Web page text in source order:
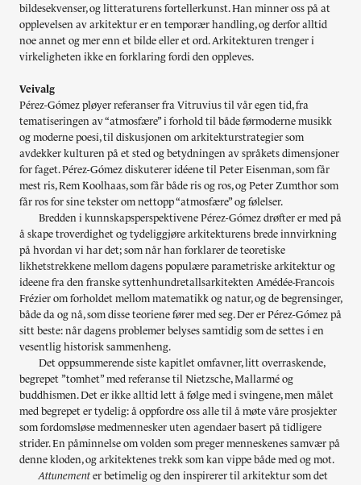
bildesekvenser, og litteraturens fortellerkunst. Han minner oss på at
opplevelsen av arkitektur er en temporær handling, og derfor alltid
noe annet og mer enn et bilde eller et ord. Arkitekturen trenger i
virkeligheten ikke en forklaring fordi den oppleves.
Veivalg
Pérez-Gómez pløyer referanser fra Vitruvius til vår egen tid, fra
tematiseringen av “atmosfære” i forhold til både førmoderne musikk
og moderne poesi, til diskusjonen om arkitekturstrategier som
avdekker kulturen på et sted og betydningen av språkets dimensjoner
for faget. Pérez-Gómez diskuterer idéene til Peter Eisenman, som får
mest ris, Rem Koolhaas, som får både ris og ros, og Peter Zumthor som
får ros for sine tekster om nettopp “atmosfære” og følelser.
Bredden i kunnskapsperspektivene Pérez-Gómez drøfter er med på
å skape troverdighet og tydeliggjøre arkitekturens brede innvirkning
på hvordan vi har det; som når han forklarer de teoretiske
likhetstrekkene mellom dagens populære parametriske arkitektur og
ideene fra den franske syttenhundretallsarkitekten Amédée-Francois
Frézier om forholdet mellom matematikk og natur, og de begrensinger,
både da og nå, som disse teoriene fører med seg. Der er Pérez-Gómez på
sitt beste: når dagens problemer belyses samtidig som de settes i en
vesentlig historisk sammenheng.
Det oppsummerende siste kapitlet omfavner, litt overraskende,
begrepet ”tomhet” med referanse til Nietzsche, Mallarmé og
buddhismen. Det er ikke alltid lett å følge med i svingene, men målet
med begrepet er tydelig: å oppfordre oss alle til å møte våre prosjekter
som fordomsløse medmennesker uten agendaer basert på tidligere
strider. En påminnelse om volden som preger menneskenes samvær på
denne kloden, og arkitektenes trekk som kan vippe både med og mot.
Attunement er betimelig og den inspirerer til arkitektur som det